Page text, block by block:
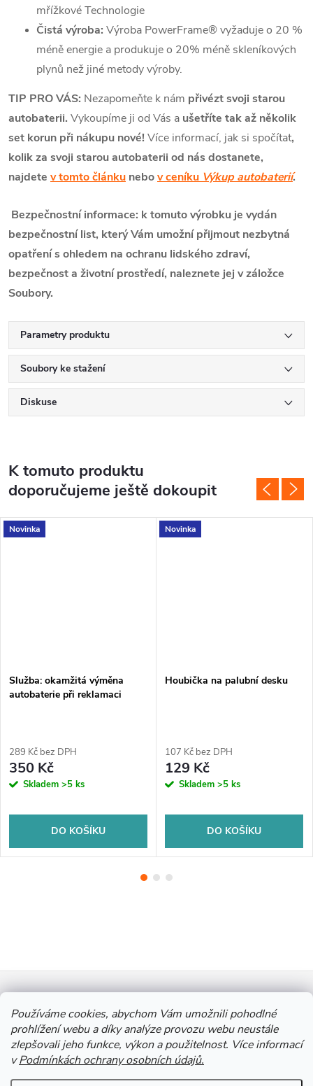
Používáme cookies, abychom Vám umožnili pohodlné
prohlížení webu a díky analýze provozu webu neustále
zlepšovali jeho funkce, výkon a použitelnost. Více informací
vPodmínkách ochrany osobních údajů.
mřížkové Technologie
Čistá výroba: Výroba PowerFrame®vyžaduje o 20 %
méně energie a produkuje o 20% méně skleníkových
plynů než jiné metody výroby.
TIP PRO VÁS: Nezapomeňte k nám přivézt svoji starou
autobaterii. Vykoupíme ji od Vás a ušetříte tak až několik
set korun při nákupu nové!Více informací, jak si spočítat,
kolik za svoji starou autobaterii od nás dostanete,
najdete v tomto článku nebov ceníku Výkup autobaterií.
Bezpečnostní informace: k tomuto výrobku je vydán
bezpečnostní list, který Vám umožní přijmout nezbytná
opatření s ohledem na ochranu lidského zdraví,
bezpečnost a životní prostředí, naleznete jej v záložce
Soubory.
Parametry produktu
Soubory ke stažení
Diskuse
K tomuto produktu
doporučujeme ještě dokoupit
Novinka
Služba: okamžitá výměna
autobaterie při reklamaci
289 Kč bez DPH
350 Kč
Skladem >5 ks
DO KOŠÍKU
Novinka
Houbička na palubní desku
107 Kč bez DPH
129 Kč
Skladem >5 ks
DO KOŠÍKU
Z
á
p
Výkup Jinočany - výkup barevných kovů a autobaterií